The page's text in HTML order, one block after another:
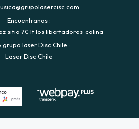
Encuentranos
sitio 70 lt los libertadores. colina
grupo laser Disc Chile
Laser Disc Chile